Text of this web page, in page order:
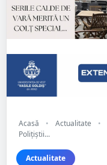
Acasă • Actualitate •
Polițiștii...
Actualitate